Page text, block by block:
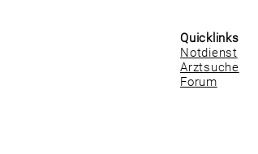
Quicklinks
Notdienst
Arztsuche
Forum